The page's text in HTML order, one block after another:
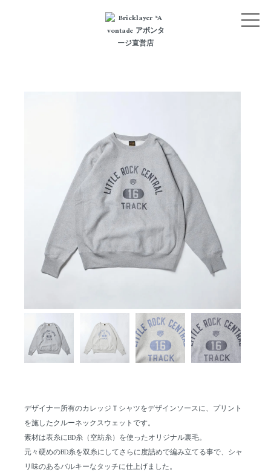
NEW ARRIVALS
CATEGORY
ABOUT
CONTACT
デザイナー所有のカレッジＴシャツをデザインソースに、プリント
を施したクルーネックスウェットです。
素材は表糸にBD糸（空紡糸）を使ったオリジナル裏毛。
元々硬めのBD糸を双糸にしてさらに度詰めで編み立てる事で、シャ
リ味のあるバルキーなタッチに仕上げました。